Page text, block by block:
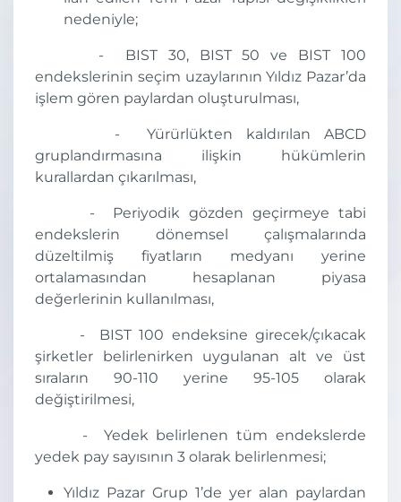
nedeniyle;
- BIST 30, BIST 50 ve BIST 100
endekslerinin seçim uzaylarının Yıldız Pazar’da
işlem gören paylardan oluşturulması,
- Yürürlükten kaldırılan ABCD
gruplandırmasına ilişkin hükümlerin
kurallardan çıkarılması,
- Periyodik gözden geçirmeye tabi
endekslerin dönemsel çalışmalarında
düzeltilmiş fiyatların medyanı yerine
ortalamasından hesaplanan piyasa
değerlerinin kullanılması,
- BIST 100 endeksine girecek/çıkacak
şirketler belirlenirken uygulanan alt ve üst
sıraların 90-110 yerine 95-105 olarak
değiştirilmesi,
- Yedek belirlenen tüm endekslerde
yedek pay sayısının 3 olarak belirlenmesi;
Yıldız Pazar Grup 1’de yer alan paylardan